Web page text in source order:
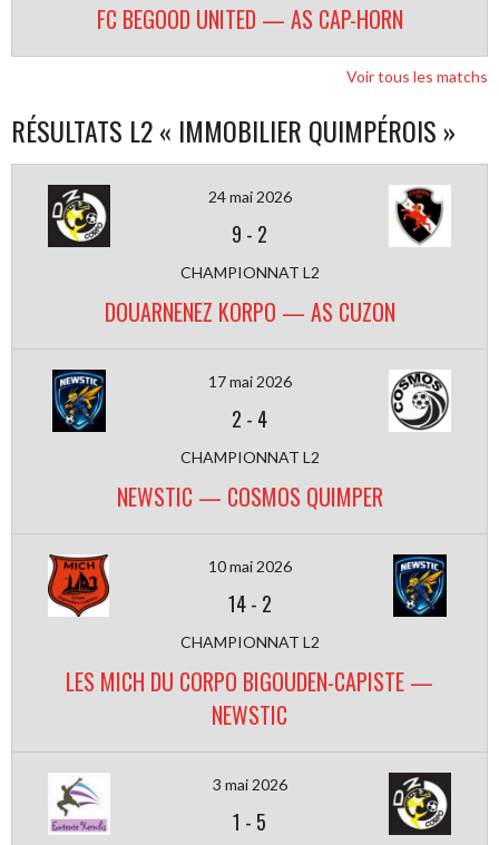
FC BEGOOD UNITED — AS CAP-HORN
Voir tous les matchs
RÉSULTATS L2 « IMMOBILIER QUIMPÉROIS »
24 mai 2026
9 - 2
CHAMPIONNAT L2
DOUARNENEZ KORPO — AS CUZON
17 mai 2026
2 - 4
CHAMPIONNAT L2
NEWSTIC — COSMOS QUIMPER
10 mai 2026
14- 2
CHAMPIONNAT L2
LES MICH DU CORPO BIGOUDEN-CAPISTE —
NEWSTIC
3 mai 2026
1 - 5